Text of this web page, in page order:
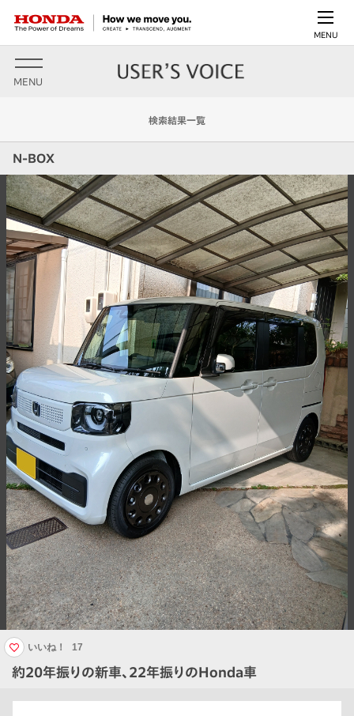
MENU
MENU
検索結果一覧
N-BOX
約20年振りの新車、22年振りのHonda車
いいね！ 17